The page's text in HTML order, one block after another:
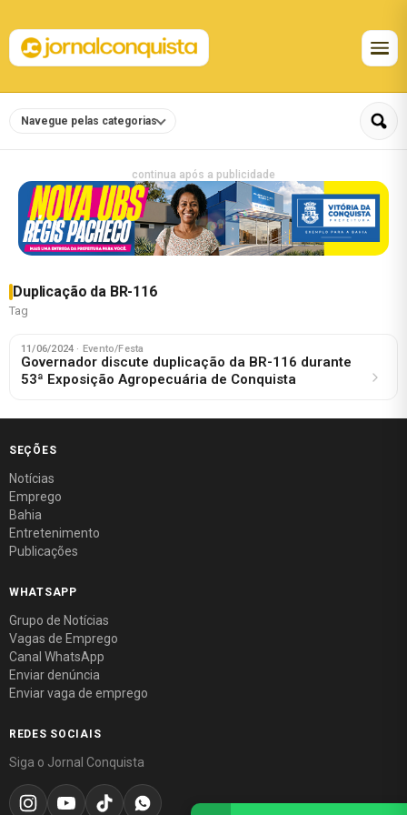
Navegue pelas categorias
continua após a publicidade
Duplicação da BR-116
Tag
11/06/2024 · Evento/Festa
Governador discute duplicação da BR-116 durante
53ª Exposição Agropecuária de Conquista
SEÇÕES
Notícias
Emprego
Bahia
Entretenimento
Publicações
WHATSAPP
Grupo de Notícias
Vagas de Emprego
Canal WhatsApp
Enviar denúncia
Enviar vaga de emprego
REDES SOCIAIS
Siga o Jornal Conquista